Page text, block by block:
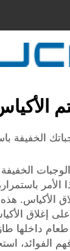
الخفيفة
الأمر
الأكياس.
إغلاق
داخلها
الفوائد،